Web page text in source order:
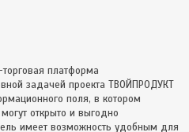
платформа
задачей проекта ТВОЙПРОДУКТ
поля, в котором
открыто и выгодно
имеет возможность удобным для